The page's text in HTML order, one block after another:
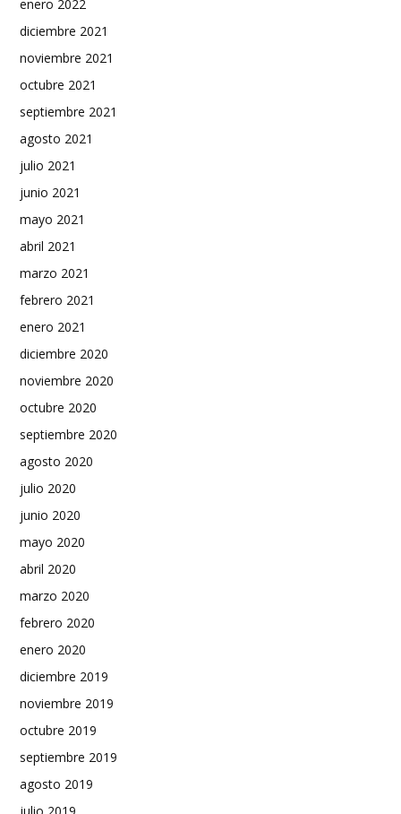
enero 2022
diciembre 2021
noviembre 2021
octubre 2021
septiembre 2021
agosto 2021
julio 2021
junio 2021
mayo 2021
abril 2021
marzo 2021
febrero 2021
enero 2021
diciembre 2020
noviembre 2020
octubre 2020
septiembre 2020
agosto 2020
julio 2020
junio 2020
mayo 2020
abril 2020
marzo 2020
febrero 2020
enero 2020
diciembre 2019
noviembre 2019
octubre 2019
septiembre 2019
agosto 2019